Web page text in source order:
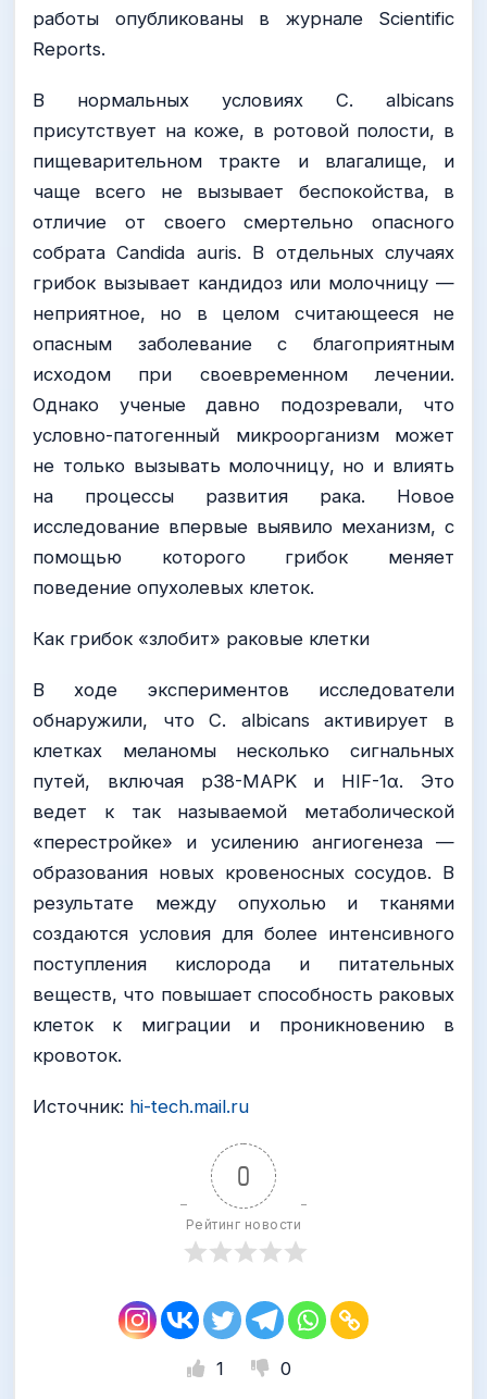
работы опубликованы в журнале Scientific
Reports.
В нормальных условиях C. albicans
присутствует на коже, в ротовой полости, в
пищеварительном тракте и влагалище, и
чаще всего не вызывает беспокойства, в
отличие от своего смертельно опасного
собрата Candida auris. В отдельных случаях
грибок вызывает кандидоз или молочницу —
неприятное, но в целом считающееся не
опасным заболевание с благоприятным
исходом при своевременном лечении.
Однако ученые давно подозревали, что
условно-патогенный микроорганизм может
не только вызывать молочницу, но и влиять
на процессы развития рака. Новое
исследование впервые выявило механизм, с
помощью которого грибок меняет
поведение опухолевых клеток.
Как грибок «злобит» раковые клетки
В ходе экспериментов исследователи
обнаружили, что C. albicans активирует в
клетках меланомы несколько сигнальных
путей, включая p38-MAPK и HIF-1α. Это
ведет к так называемой метаболической
«перестройке» и усилению ангиогенеза —
образования новых кровеносных сосудов. В
результате между опухолью и тканями
создаются условия для более интенсивного
поступления кислорода и питательных
веществ, что повышает способность раковых
клеток к миграции и проникновению в
кровоток.
Источник: hi-tech.mail.ru
0
Рейтинг новости
1 0